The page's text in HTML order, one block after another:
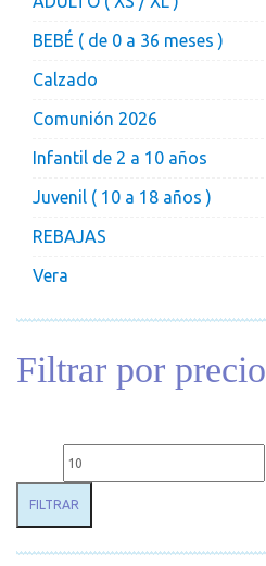
BEBÉ ( de 0 a 36 meses )
Calzado
Comunión 2026
Infantil de 2 a 10 años
Juvenil ( 10 a 18 años )
REBAJAS
Vera
Filtrar por precio
Precio mínimo
FILTRAR